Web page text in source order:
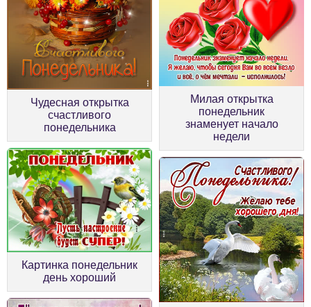
Чудесная открытка
счастливого
понедельника
Милая открытка
понедельник
знаменует начало
недели
Картинка понедельник
день хороший